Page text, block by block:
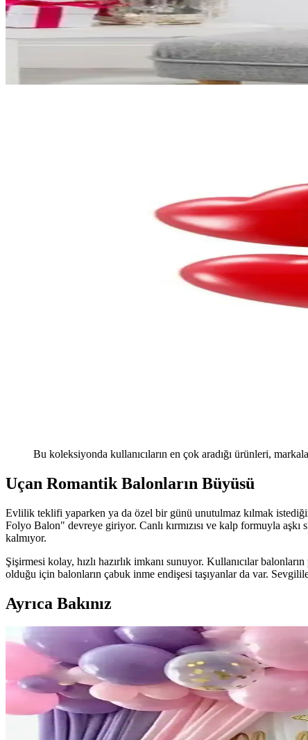
Bu koleksiyonda kullanıcıların en çok aradığı ürünleri,
Uçan Romantik Balonların Büyüsü
Evlilik teklifi yaparken ya da özel bir günü unutulmaz kılmak
Folyo Balon" devreye giriyor. Canlı kırmızısı ve kalp formuyla
kalmıyor.
Şişirmesi kolay, hızlı hazırlık imkanı sunuyor. Kullanıcılar
olduğu için balonların çabuk inme endişesi taşıyanlar da var.
Ayrıca Bakınız
Paparti Balonevi Çift Yönlü Balon Şişirme
Paparti Balonevi çift yönlü balon pompası, hızlı ve pratik balon
Mor Lila Beyaz Doğum Günü Balon Zincir Seti
Renkli ve dayanıklı balonlardan oluşan bu set, doğum günü